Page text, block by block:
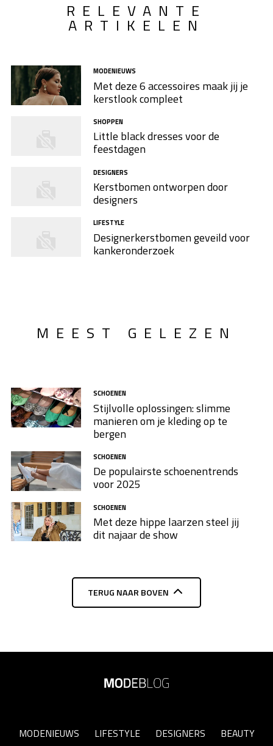
RELEVANTE
ARTIKELEN
MODENIEUWS
Met deze 6 accessoires maak jij je
kerstlook compleet
SHOPPEN
Little black dresses voor de
feestdagen
DESIGNERS
Kerstbomen ontworpen door
designers
LIFESTYLE
Designerkerstbomen geveild voor
kankeronderzoek
MEEST GELEZEN
SCHOENEN
Stijlvolle oplossingen: slimme
manieren om je kleding op te
bergen
SCHOENEN
De populairste schoenentrends
voor 2025
SCHOENEN
Met deze hippe laarzen steel jij
dit najaar de show
TERUG NAAR BOVEN
MODENIEUWS LIFESTYLE DESIGNERS
BEAUTY